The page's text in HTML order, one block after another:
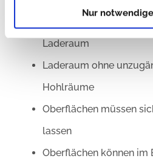
Nur
Räumliche Trennung
Laderaum
Laderaum ohne
Hohlräume
Oberflächen müssen
lassen
Oberflächen können im